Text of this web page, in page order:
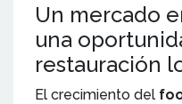
Un mercado
una
restauración
El crecimiento del